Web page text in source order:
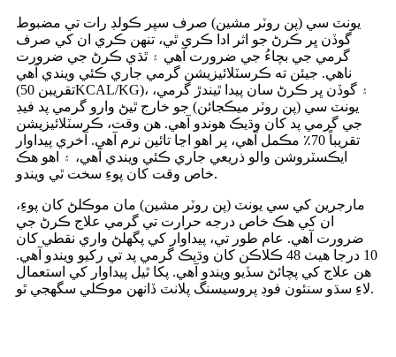
يونٽ سي (پن روٽر مشين) صرف سپر ڪولڊ رات تي مضبوط
گوڏن ڀر ڪرڻ جو اثر ادا ڪري ٿي، تنهن ڪري ان کي صرف
گرمي جي بچاءُ جي ضرورت آهي ۽ ٿڌي ڪرڻ جي ضرورت
ناهي. جيئن ته ڪرسٽلائيزيشن گرمي جاري ڪئي ويندي آهي
(تقريبن 50KCAL/KG)، ۽ گوڏن ڀر ڪرڻ سان پيدا ٿيندڙ گرمي،
يونٽ سي (پن روٽر ميڪجائن) جو خارج ٿيڻ وارو گرمي پد فيڊ
جي گرمي پد کان وڌيڪ هوندو آهي. هن وقت، ڪرسٽلائيزيشن
تقريباً 70٪ مڪمل آهي، پر اهو اڃا تائين نرم آهي. آخري پيداوار
ايڪسٽروشن والو ذريعي جاري ڪئي ويندي آهي، ۽ اهو هڪ
خاص وقت کان پوءِ سخت ٿي ويندو.
مارجرين کي سي يونٽ (پن روٽر مشين) مان موڪلڻ کان پوءِ،
ان کي هڪ خاص درجه حرارت تي گرمي علاج ڪرڻ جي
ضرورت آهي. عام طور تي، پيداوار کي پگھلڻ واري نقطي کان
10 درجا هيٺ 48 ڪلاڪن کان وڌيڪ گرمي پد تي رکيو ويندو آهي.
هن علاج کي پچائڻ سڏيو ويندو آهي. پکا ٿيل پيداوار کي استعمال
لاءِ سڌو سنئون فوڊ پروسيسنگ پلانٽ ڏانهن موڪلي سگهجي ٿو.